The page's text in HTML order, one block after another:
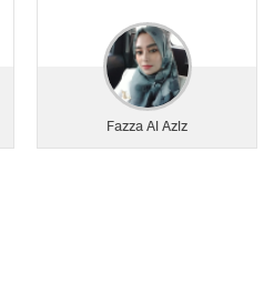
Fazza Al Aziz